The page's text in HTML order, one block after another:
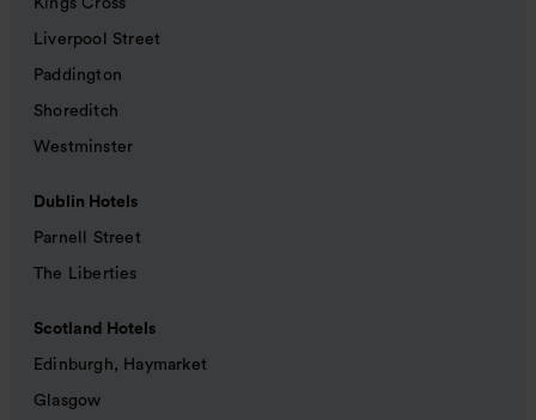
Kings Cross
Liverpool Street
Paddington
Shoreditch
Westminster
Dublin Hotels
Parnell Street
The Liberties
Scotland Hotels
Edinburgh, Haymarket
Glasgow